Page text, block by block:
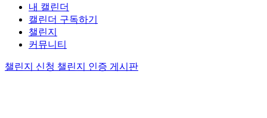
내 캘린더
캘린더 구독하기
챌린지
커뮤니티
챌린지 신청 챌린지 인증 게시판